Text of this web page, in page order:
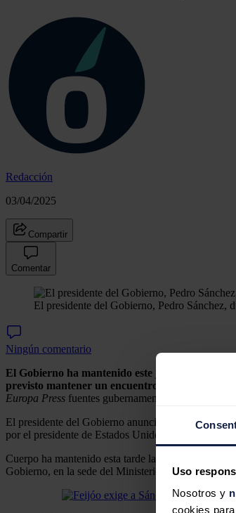
Uso
Nosotros y
cookies
Redacción
03/04/2025
Compartir
Comentar
El presidente del Gobierno, Pedro Sánchez,
Ningún comentario
El Gobierno ha mantenido este jueves por la
previsto mantener un encuentro con Vox,
Europa Press fuentes gubernamentales.
El presidente del Gobierno anunció este martes
por el presidente de Estados Unidos.
Cuerpo ha mantenido esta tarde la primera reunión
Gobierno, en la sede del Ministerio de Economía.